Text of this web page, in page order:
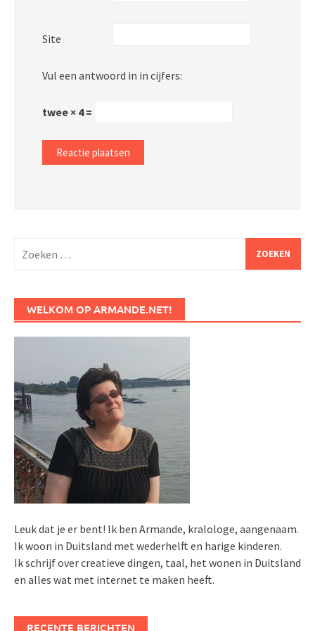
Site
Vul een antwoord in in cijfers:
twee × 4 =
naar:
WELKOM OP ARMANDE.NET!
Leuk dat je er bent! Ik ben Armande, kralologe, aangenaam.
Ik woon in Duitsland met wederhelft en harige kinderen.
Ik schrijf over creatieve dingen, taal, het wonen in Duitsland
en alles wat met internet te maken heeft.
RECENTE BERICHTEN